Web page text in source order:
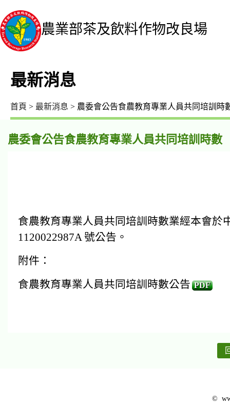
農業部茶及飲料作物改良場
最新消息
首頁 > 最新消息 > 農委會公告食農教育專業人員共同培訓時
農委會公告食農教育專業人員共同培訓時數
食農教育專業人員共同培訓時數業經本會於
1120022987A 號公告。
附件：
食農教育專業人員共同培訓時數公告 PDF
©